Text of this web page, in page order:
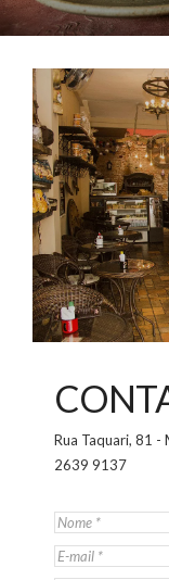
Rua Taquari, 81 -
2639 9137